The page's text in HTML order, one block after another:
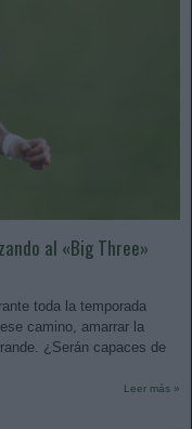
al «Big Three»
toda la temporada
camino, amarrar la
¿Serán capaces de
Leer más »